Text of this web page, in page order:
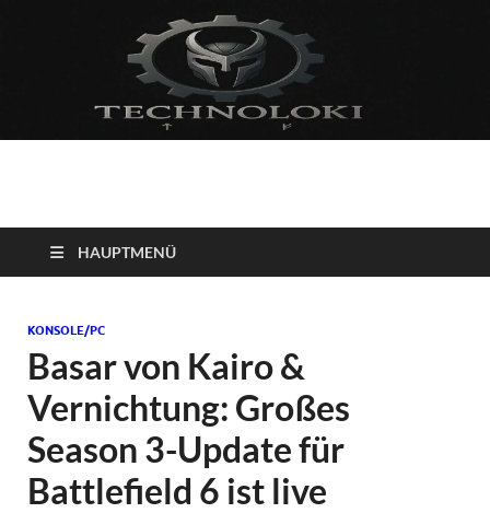
Technoloki: Gaming
und Entertainment
News
Blockbuster, Indie-Perlen und Retro-Klassiker.
HAUPTMENÜ
KONSOLE/PC
Basar von Kairo &
Vernichtung: Großes
Season 3-Update für
Battlefield 6 ist live